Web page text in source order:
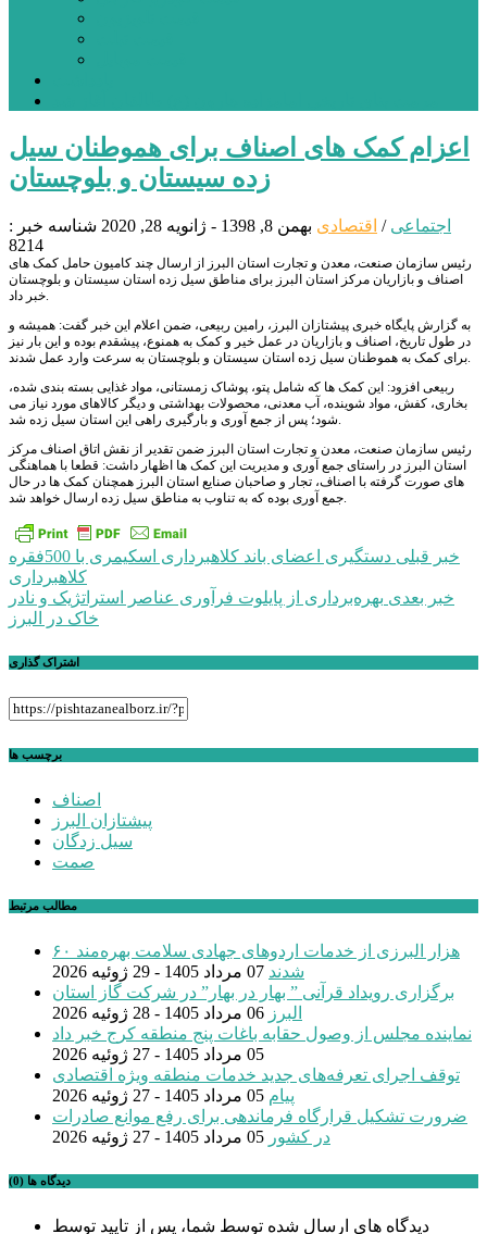
اعزام کمک های اصناف برای هموطنان سیل
زده سیستان و بلوچستان
اجتماعی / اقتصادی بهمن 8, 1398 - ژانویه 28, 2020
شناسه خبر :
8214
رئیس سازمان صنعت، معدن و تجارت استان البرز از ارسال چند کامیون حامل کمک های
اصناف و بازاریان مرکز استان البرز برای مناطق سیل زده استان سیستان و بلوچستان
خبر داد.
به گزارش پایگاه خبری پیشتازان البرز، رامین ربیعی، ضمن اعلام این خبر گفت: همیشه و
در طول تاریخ، اصناف و بازاریان در عمل خیر و کمک به همنوع، پیشقدم بوده و این بار نیز
برای کمک به هموطنان سیل زده استان سیستان و بلوچستان به سرعت وارد عمل شدند.
ربیعی افزود: این کمک ها که شامل پتو، پوشاک زمستانی، مواد غذایی بسته بندی شده،
بخاری، کفش، مواد شوینده، آب معدنی، محصولات بهداشتی و دیگر کالاهای مورد نیاز می
شود؛ پس از جمع آوری و بارگیری راهی این استان سیل زده شد.
رئیس سازمان صنعت، معدن و تجارت استان البرز ضمن تقدیر از نقش اتاق اصناف مرکز
استان البرز در راستای جمع آوری و مدیریت این کمک ها اظهار داشت: قطعا با هماهنگی
های صورت گرفته با اصناف، تجار و صاحبان صنایع استان البرز همچنان کمک ها در حال
جمع آوری بوده که به تناوب به مناطق سیل زده ارسال خواهد شد.
راهبری
نوشته
خبر قبلی
دستگیری اعضای باند کلاهبرداری اسکیمری با 500فقره
کلاهبرداری
خبر بعدی بهره‌برداری از پایلوت فرآوری عناصر استراتژیک و نادر
خاک در البرز
اشتراک گذاری
برچسب ها
اصناف
پیشتازان البرز
سیل زدگان
صمت
مطالب مرتبط
۶۰ هزار البرزی از خدمات اردوهای جهادی سلامت بهره‌مند
شدند 07 مرداد 1405 - 29 ژوئیه 2026
برگزاری رویداد قرآنی ” بهار در بهار” در شرکت گاز استان
البرز 06 مرداد 1405 - 28 ژوئیه 2026
نماینده مجلس از وصول حقابه باغات پنج منطقه کرج خبر داد
05 مرداد 1405 - 27 ژوئیه 2026
توقف اجرای تعرفه‌های جدید خدمات منطقه ویژه اقتصادی
پیام 05 مرداد 1405 - 27 ژوئیه 2026
ضرورت تشکیل قرارگاه فرماندهی برای رفع موانع صادرات
در کشور 05 مرداد 1405 - 27 ژوئیه 2026
دیدگاه ها (0)
دیدگاه های ارسال شده توسط شما، پس از تایید توسط